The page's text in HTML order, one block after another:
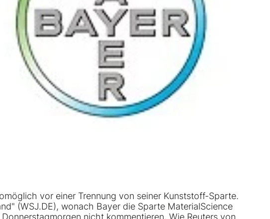
vor einer Trennung von seiner Kunststoff-Sparte.
(WSJ.DE), wonach Bayer die Sparte MaterialScience
nicht kommentieren. Wie Reuters von